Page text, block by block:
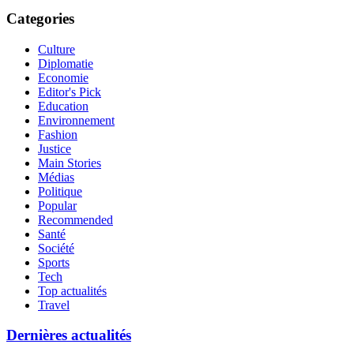
Categories
Culture
Diplomatie
Economie
Editor's Pick
Education
Environnement
Fashion
Justice
Main Stories
Médias
Politique
Popular
Recommended
Santé
Société
Sports
Tech
Top actualités
Travel
Dernières actualités